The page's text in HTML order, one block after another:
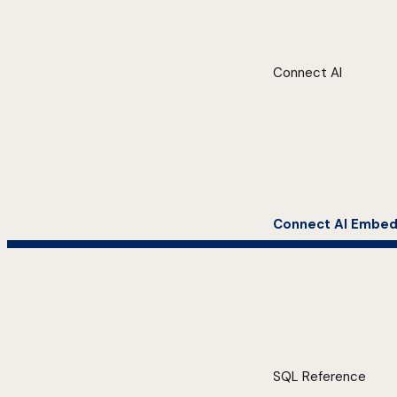
Connect AI
Connect AI Embed
SQL Reference